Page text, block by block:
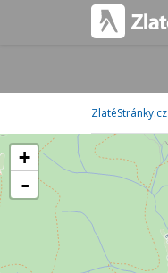
ZlatéStránky.cz
+
-